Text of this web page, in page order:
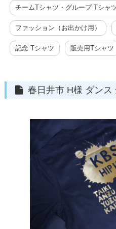
チームTシャツ・グループ Tシャ
ファッション（お出かけ用）
記念 Tシャツ 販売用Tシャツ
春日井市 H様 ダンス